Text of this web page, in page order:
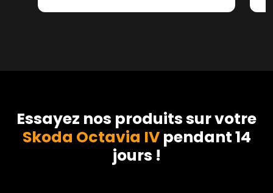
Essayez nos produits sur votre
Skoda Octavia IVpendant 14
jours !